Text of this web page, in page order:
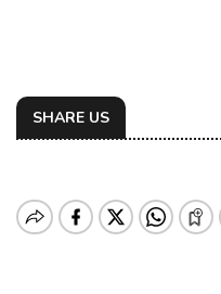
SHARE US